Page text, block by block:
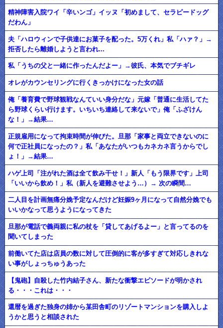
精神障害入院ワイ「辛いンゴ」イッヌ「初めまして、セラピードッグ
だわん」
夫「ハロウィンで子供達にお菓子を配った。5万くれ」私「ハァ？」→
拒否したら離婚しようと言われ...
私「うちの父と一緒に作ったんだよー」→彼氏、本気でブチギレ
オレがカウンセリングに行くきっかけになった女の話
俺「養育費で野球観戦なんていい身分だな」元嫁「普通に生活してた
ら野球くらい行けます。いちいち連絡して来ないで」俺「ふざけん
な！」→結果…
正規雇用になって拘束時間が伸びた。旦那「家事と両立できないのに
何で正社員になったの？」私「あなたがいつもカネカネ言うからでし
ょ！」→結果…
ハゲ上司「注がれた酒は全て飲み干せ！」新人「もう限界です」上司
「いいから飲め！」私（新人を避難させよう…）→ 次の瞬間…
二人目を計画無痛分娩予定なんだけど妊娠9ヶ月になって自然分娩でも
いいかなって思うようになってきた
旦那が電話で義両親に私の杖を「貸してあげるよー」と言ってるのを
聞いてしまった
前働いてた店は店員の数に対して圧倒的に客が多すぎて対応しきれな
い事がしょっちゅうあった
【鬼砲】自殺した竹内結子さん、新たな衝撃エピソードが明かされ
る・・・これは・・・
還暦を過ぎた独身の姉から某田舎町のリゾートマンションを購入しよ
うかと思うと相談された